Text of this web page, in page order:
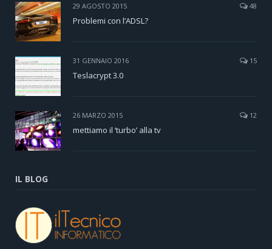
29 AGOSTO 2015 48
Problemi con l’ADSL?
31 GENNAIO 2016 15
Teslacrypt 3.0
26 MARZO 2015 12
mettiamo il ‘turbo’ alla tv
IL BLOG